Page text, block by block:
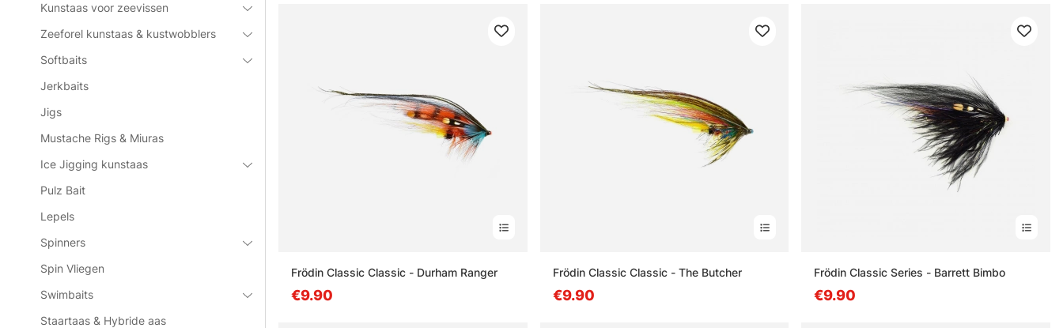
Kunstaas voor zeevissen
Zeeforel kunstaas & kustwobblers
Softbaits
Jerkbaits
Jigs
Mustache Rigs & Miuras
Ice Jigging kunstaas
Pulz Bait
Lepels
Spinners
Spin Vliegen
Swimbaits
Staartaas & Hybride aas
Frödin Classic Classic - Durham Ranger
€9.90
Frödin Classic Classic - The Butcher
€9.90
Frödin Classic Series - Barrett Bimbo
€9.90